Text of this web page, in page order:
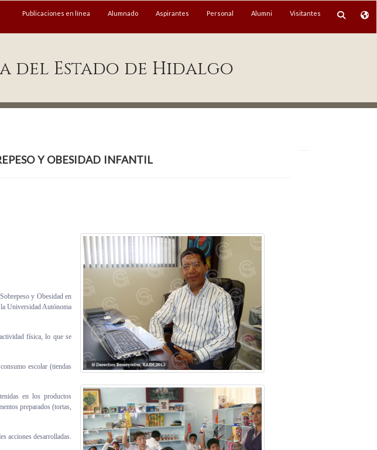
Publicaciones en línea Alumnado Aspirantes Personal Alumni Visitantes
del Estado de Hidalgo
y obesidad infantil
y Obesidad en
Universidad Autónoma
física, lo que se
escolar (tiendas
en los productos
preparados (tortas,
acciones desarrolladas.